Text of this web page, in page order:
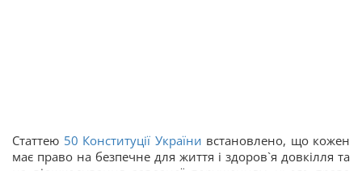
Статтею 50 Конституції України встановлено, що кожен
має право на безпечне для життя і здоров`я довкілля та